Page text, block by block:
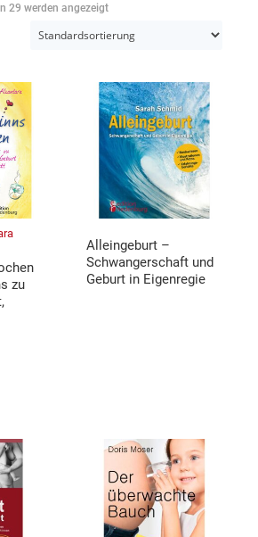
29 werden angezeigt
zu
Alleingeburt –
Schwangerschaft und
Geburt in Eigenregie